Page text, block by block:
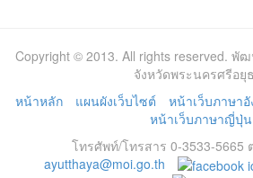
Copyright © 2013. All rights reserved.
จังหวัดพระนครศรีอยุ
หน้าหลัก
แผนผังเว็บไซต์ หน้าเว็บภาษา
หน้าเว็บภาษาญี่ปุ่น
โทรศัพท์/โทรสาร 0-3533-5665
ayutthaya@moi.go.th